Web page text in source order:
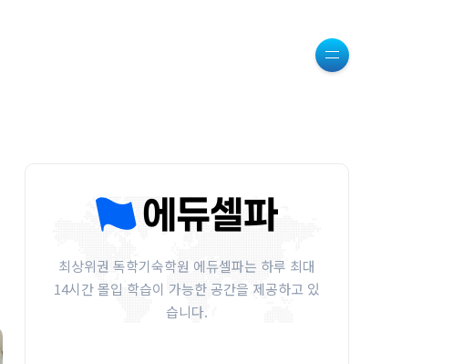
최상위권 독학기숙학원 에듀셀파는 하루 최대
14시간 몰입 학습이 가능한 공간을 제공하고 있
습니다.